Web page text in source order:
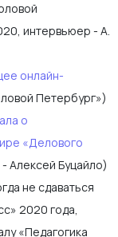
интервьюер - А.
онлайн-
Петербург»)
о
«Делового
Алексей Буцайло)
не сдаваться
2020 года,
«Педагогика